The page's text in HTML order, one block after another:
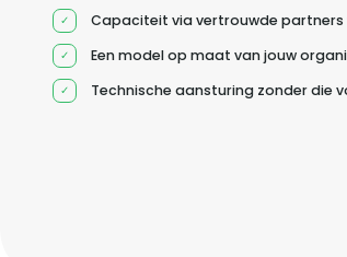
Capaciteit via vertrouwde partners
Een model op maat van jouw
Technische aansturing zonder die